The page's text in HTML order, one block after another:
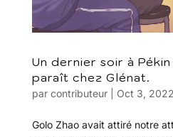
Un dernier soir à
paraît chez Glénat.
par contributeur| Oct 3, 2022
Golo Zhao avait attiré notre